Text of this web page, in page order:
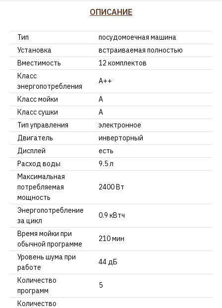
ОПИСАНИЕ
Тип
посудомоечная машина
Установка
встраиваемая полностью
Вместимость
12 комплектов
Класс
энергопотребления
A++
Класс мойки
A
Класс сушки
A
Тип управления
электронное
Двигатель
инверторный
Дисплей
есть
Расход воды
9.5 л
Максимальная
потребляемая
мощность
2400 Вт
Энергопотребление
за цикл
0.9 кВтч
Время мойки при
обычной программе
210 мин
Уровень шума при
работе
44 дБ
Количество
программ
5
Количество